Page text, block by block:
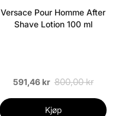
Versace Pour Homme After
Shave Lotion 100 ml
591,46 kr 800,00 kr
Kjøp